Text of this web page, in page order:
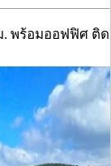
. พร้อมออฟฟิศ ติด